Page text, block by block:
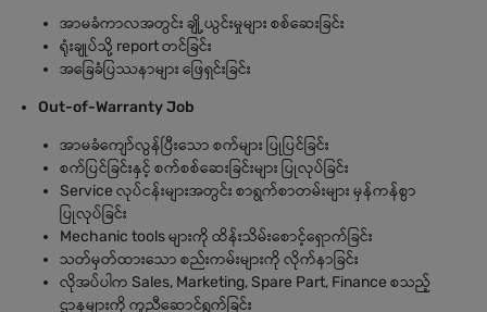
အာမခံကာလအတွင်း ချို့ယွင်းမှုများ စစ်ဆေးခြင်း
ရုံးချုပ်သို့ report တင်ခြင်း
အခြေခံပြဿနာများ ဖြေရှင်းခြင်း
Out-of-Warranty Job
အာမခံကျော်လွန်ပြီးသော စက်များ ပြုပြင်ခြင်း
စက်ပြင်ခြင်းနှင့် စက်စစ်ဆေးခြင်းများ ပြုလုပ်ခြင်း
Service လုပ်ငန်းများအတွင်း စာရွက်စာတမ်းများ မှန်ကန်စွာ
ပြုလုပ်ခြင်း
Mechanic tools များကို ထိန်းသိမ်းစောင့်ရှောက်ခြင်း
သတ်မှတ်ထားသော စည်းကမ်းများကို လိုက်နာခြင်း
လိုအပ်ပါက Sales, Marketing, Spare Part, Finance စသည့်
ဌာနများကို ကူညီဆောင်ရွက်ခြင်း